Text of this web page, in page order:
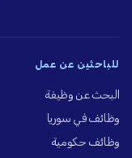
للباحثين عن عمل
البحث عن وظيفة
وظائف في سوريا
وظائف حكومية